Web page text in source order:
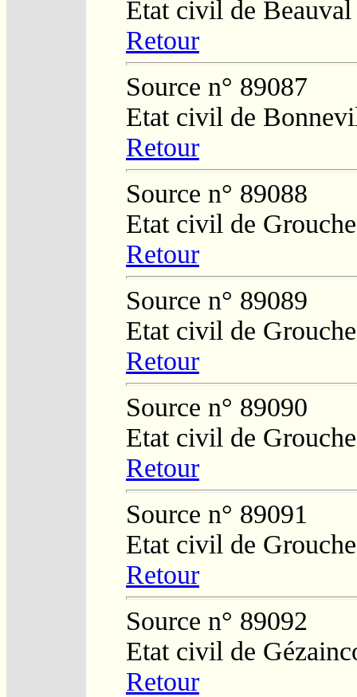
Etat civil de Beauval
Retour
Source n° 89087
Etat civil de
Retour
Source n° 89088
Etat civil de
Retour
Source n° 89089
Etat civil de
Retour
Source n° 89090
Etat civil de
Retour
Source n° 89091
Etat civil de
Retour
Source n° 89092
Etat civil de
Retour